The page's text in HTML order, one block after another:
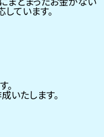
しています。
。
いたします。